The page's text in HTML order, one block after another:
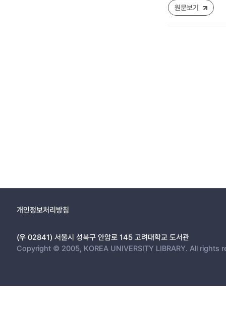
원문보기
개인정보처리방침
(우 02841) 서울시 성북구 안암로 145 고려대학교 도서관
Copyright © 2005, KOREA UNIVERSITY LIBRARY. All rights